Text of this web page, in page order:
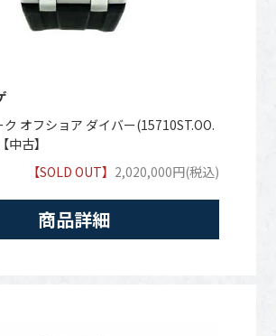
オフショア ダイバー(15710ST.OO.
中古】
【SOLD OUT】 2,020,000円(税込)
商品詳細